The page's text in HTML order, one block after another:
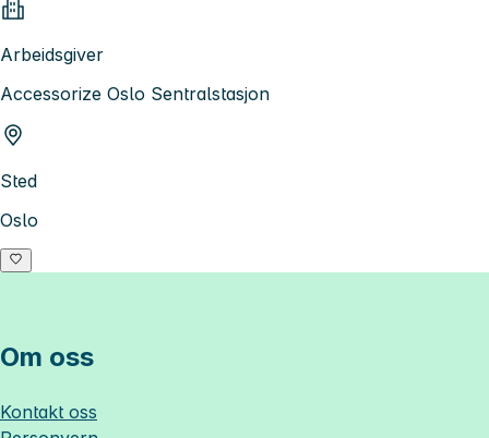
Arbeidsgiver
Accessorize Oslo Sentralstasjon
Sted
Oslo
Om oss
Kontakt oss